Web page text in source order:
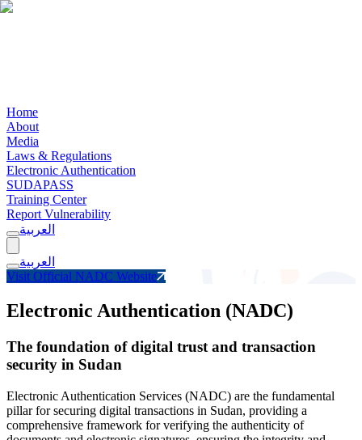
Home
About
Media
Laws & Regulations
Electronic Authentication
SUDAPASS
Training Center
Report Vulnerability
العربية
العربية
Visit Official NADC Website
Electronic Authentication (NADC)
The foundation of digital trust and transaction
security in Sudan
Electronic Authentication Services (NADC) are the fundamental
pillar for securing digital transactions in Sudan, providing a
comprehensive framework for verifying the authenticity of